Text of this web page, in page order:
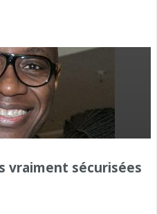
vraiment sécurisées